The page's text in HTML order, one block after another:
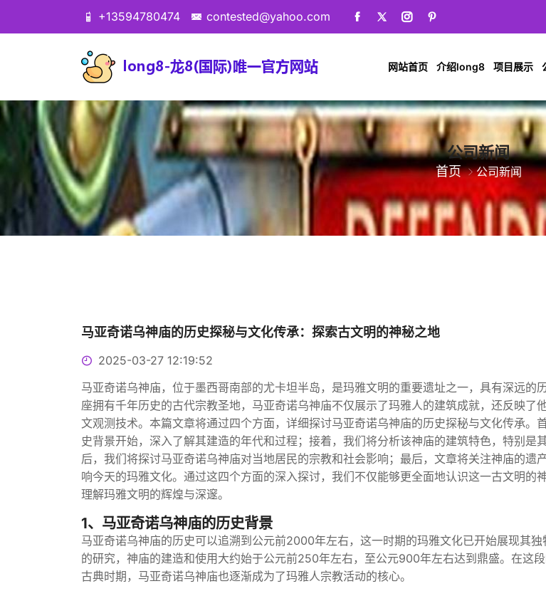
+13594780474 contested@yahoo.com
网站首页 介绍long8 项目展示
公司新闻
首页 公司新闻
马亚奇诺乌神庙的历史探秘与文化传承：探索古文明的神秘之地
2025-03-27 12:19:52
马亚奇诺乌神庙，位于墨西哥南部的尤卡坦半岛，是玛雅文明的重要遗址之一，具有深远的
座拥有千年历史的古代宗教圣地，马亚奇诺乌神庙不仅展示了玛雅人的建筑成就，还反映了
文观测技术。本篇文章将通过四个方面，详细探讨马亚奇诺乌神庙的历史探秘与文化传承。
史背景开始，深入了解其建造的年代和过程；接着，我们将分析该神庙的建筑特色，特别是
后，我们将探讨马亚奇诺乌神庙对当地居民的宗教和社会影响；最后，文章将关注神庙的遗
响今天的玛雅文化。通过这四个方面的深入探讨，我们不仅能够更全面地认识这一古文明的
理解玛雅文明的辉煌与深邃。
1、马亚奇诺乌神庙的历史背景
马亚奇诺乌神庙的历史可以追溯到公元前2000年左右，这一时期的玛雅文化已开始展现其
的研究，神庙的建造和使用大约始于公元前250年左右，至公元900年左右达到鼎盛。在这
古典时期，马亚奇诺乌神庙也逐渐成为了玛雅人宗教活动的核心。